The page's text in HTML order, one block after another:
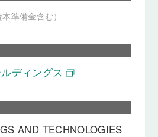
本準備金含む）
ディングス
AND TECHNOLOGIES